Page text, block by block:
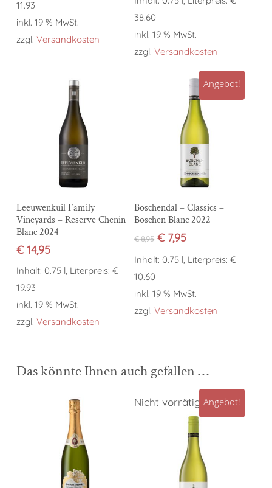
11.93
inkl. 19 % MwSt.
zzgl. Versandkosten
38.60
inkl. 19 % MwSt.
zzgl.Versandkosten
In den Warenkorb
Leeuwenkuil Family
Vineyards – Reserve Chenin
Blanc 2024
€14,95
Inhalt: 0.75 l, Literpreis: €
19.93
inkl. 19 % MwSt.
zzgl. Versandkosten
Angebot!
In den Warenkorb
Boschendal – Classics –
Boschen Blanc 2022
€8,95 Ursprünglicher
war:
€7,95Aktueller
ist:
Inhalt: 0.75 l, Literpreis: €
10.60
inkl. 19 % MwSt.
zzgl.Versandkosten
Das könnte Ihnen auch gefallen …
Angebot!
Nicht vorrätig